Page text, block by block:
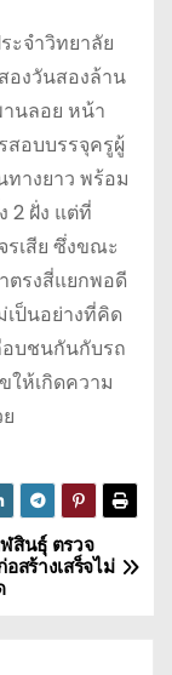
ะจำวิทยาลัย
องวันสองล้าน
นลอย หน้า
อบบรรจุครูผู้
างยาว พร้อม
2 ฝั่ง แต่ที่
เสีย ซึ่งขณะ
ตรงสี่แยกพอดี
ป็นอย่างที่คิด
อบชนกันกับรถ
ให้เกิดความ
สินธุ์ ตรวจ
สร้างเสร็จไม่